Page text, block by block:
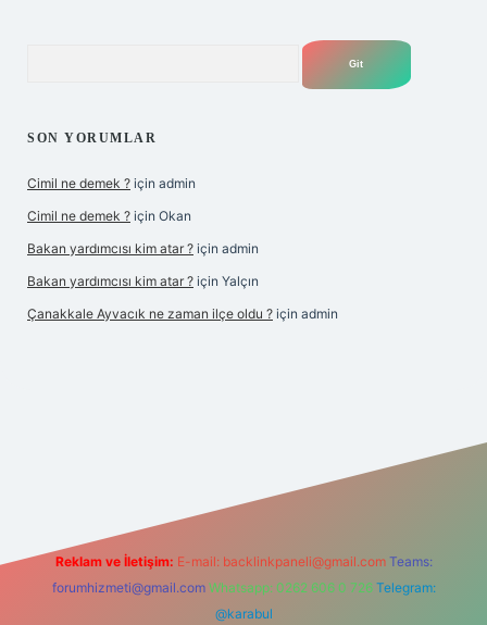
SON YORUMLAR
Cimil ne demek ? için admin
Cimil ne demek ? için Okan
Bakan yardımcısı kim atar ? için admin
Bakan yardımcısı kim atar ? için Yalçın
Çanakkale Ayvacık ne zaman ilçe oldu ? için admin
Reklam ve İletişim: E-mail: backlinkpaneli@gmail.com Teams:
forumhizmeti@gmail.com Whatsapp: 0262 606 0 726 Telegram:
@karabul